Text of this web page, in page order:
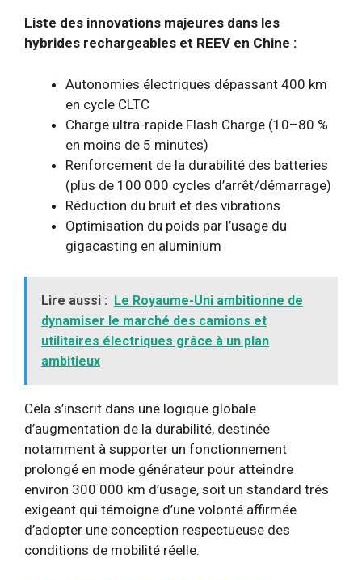
Liste des innovations majeures dans les
hybrides rechargeables et REEV en Chine :
Autonomies électriques dépassant 400 km
en cycle CLTC
Charge ultra-rapide Flash Charge (10–80 %
en moins de 5 minutes)
Renforcement de la durabilité des batteries
(plus de 100 000 cycles d’arrêt/démarrage)
Réduction du bruit et des vibrations
Optimisation du poids par l’usage du
gigacasting en aluminium
Lire aussi : Le Royaume-Uni ambitionne de
dynamiser le marché des camions et
utilitaires électriques grâce à un plan
ambitieux
Cela s’inscrit dans une logique globale
d’augmentation de la durabilité, destinée
notamment à supporter un fonctionnement
prolongé en mode générateur pour atteindre
environ 300 000 km d’usage, soit un standard très
exigeant qui témoigne d’une volonté affirmée
d’adopter une conception respectueuse des
conditions de mobilité réelle.